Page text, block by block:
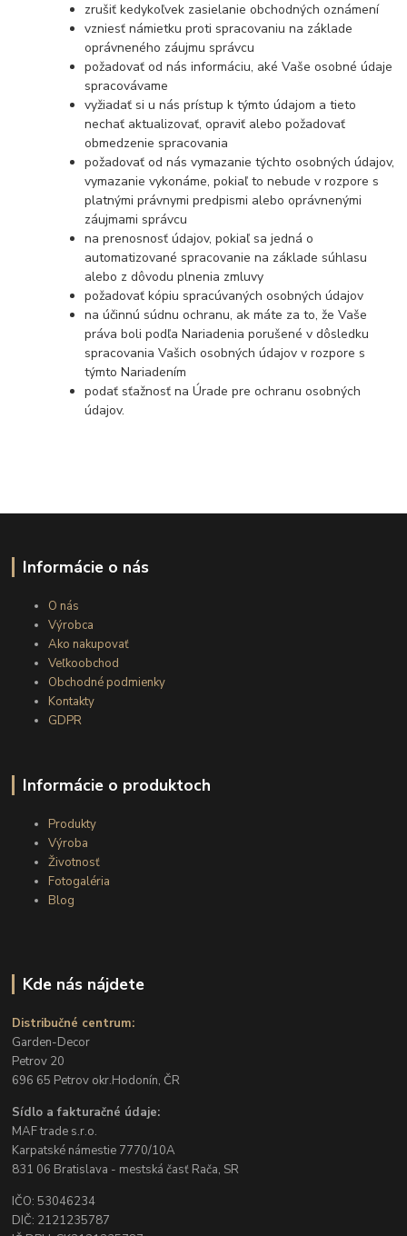
zrušiť kedykoľvek zasielanie obchodných oznámení
vzniesť námietku proti spracovaniu na základe
oprávneného záujmu správcu
požadovať od nás informáciu, aké Vaše osobné údaje
spracovávame
vyžiadať si u nás prístup k týmto údajom a tieto
nechať aktualizovať, opraviť alebo požadovať
obmedzenie spracovania
požadovať od nás vymazanie týchto osobných údajov,
vymazanie vykonáme, pokiaľ to nebude v rozpore s
platnými právnymi predpismi alebo oprávnenými
záujmami správcu
na prenosnosť údajov, pokiaľ sa jedná o
automatizované spracovanie na základe súhlasu
alebo z dôvodu plnenia zmluvy
požadovať kópiu spracúvaných osobných údajov
na účinnú súdnu ochranu, ak máte za to, že Vaše
práva boli podľa Nariadenia porušené v dôsledku
spracovania Vašich osobných údajov v rozpore s
týmto Nariadením
podať sťažnosť na Úrade pre ochranu osobných
údajov.
Informácie o nás
O nás
Výrobca
Ako nakupovať
Veľkoobchod
Obchodné podmienky
Kontakty
GDPR
Informácie o produktoch
Produkty
Výroba
Životnosť
Fotogaléria
Blog
Kde nás nájdete
Distribučné centrum:
Garden-Decor
Petrov 20
696 65 Petrov okr.Hodonín, ČR
Sídlo a fakturačné údaje:
MAF trade s.r.o.
Karpatské námestie 7770/10A
831 06 Bratislava - mestská časť Rača, SR
IČO: 53046234
DIČ: 2121235787